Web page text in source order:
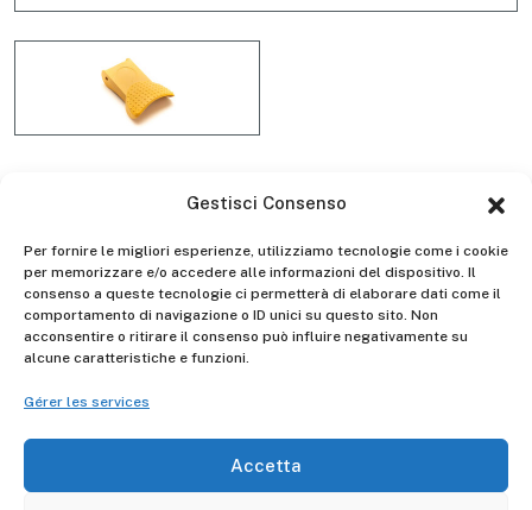
Gestisci Consenso
Per fornire le migliori esperienze, utilizziamo tecnologie come i cookie
per memorizzare e/o accedere alle informazioni del dispositivo. Il
consenso a queste tecnologie ci permetterà di elaborare dati come il
comportamento di navigazione o ID unici su questo sito. Non
acconsentire o ritirare il consenso può influire negativamente su
alcune caratteristiche e funzioni.
Gérer les services
Accetta
D9905H
Manufacturer -Gierre